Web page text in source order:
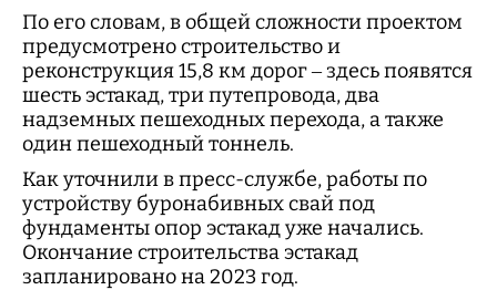
По его словам, в общей сложности проектом
предусмотрено строительство и
реконструкция 15,8 км дорог – здесь появятся
шесть эстакад, три путепровода, два
надземных пешеходных перехода, а также
один пешеходный тоннель.
Как уточнили в пресс-службе, работы по
устройству буронабивных свай под
фундаменты опор эстакад уже начались.
Окончание строительства эстакад
запланировано на 2023 год.